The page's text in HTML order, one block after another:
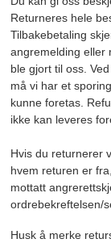
Returneres hele
Tilbakebetaling
angremelding eller
ble gjort til oss.
må vi har et
kunne foretas.
ikke kan leveres
Hvis du returnerer
hvem returen er
mottatt
ordrebekreftelsen/
Husk å merke